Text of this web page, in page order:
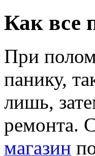
Как все
При
панику,
лишь,
ремонта.
магазин